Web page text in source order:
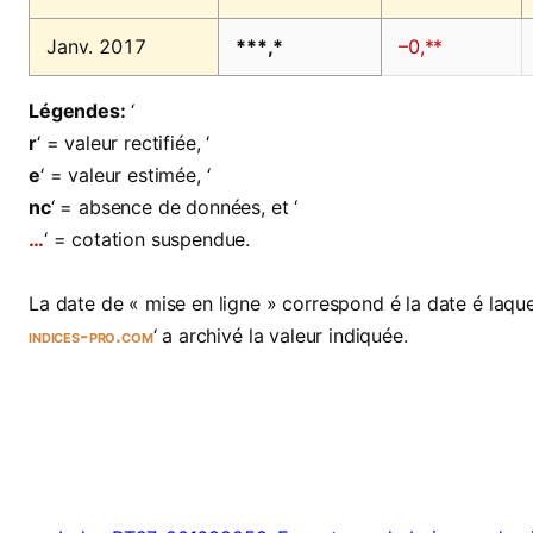
Janv. 2017 ***,* –0,**
Légendes: ‘
r‘ = valeur rectifiée, ‘
e‘ = valeur estimée, ‘
nc‘ = absence de données, et ‘
…‘ = cotation suspendue.
La date de « mise en ligne » correspond é la date é
indices-pro.com‘ a archivé la valeur indiquée.